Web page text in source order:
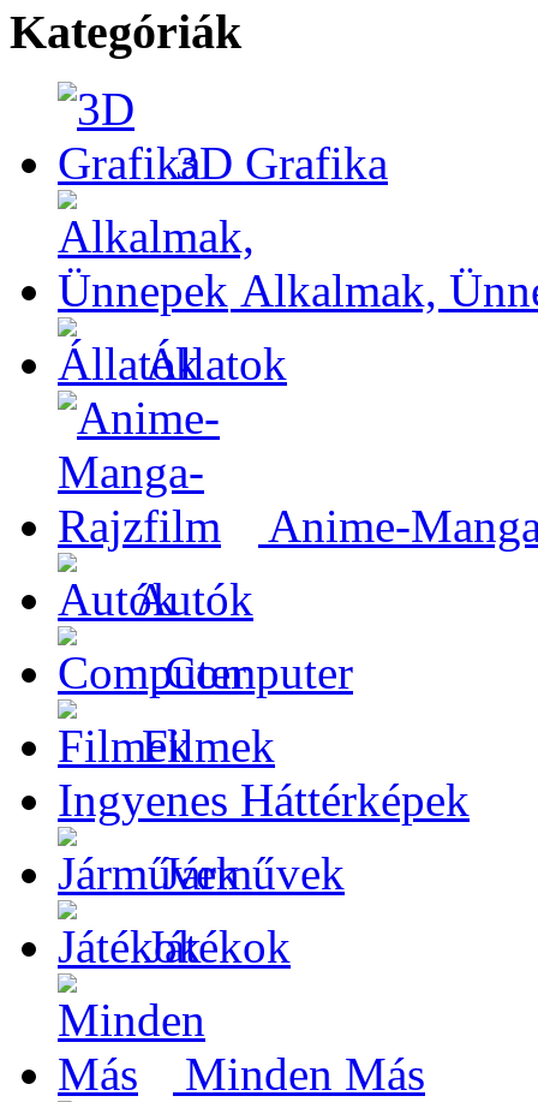
Kategóriák
3D Grafika
Alkalmak,
Állatok
Anime-
Autók
Computer
Filmek
Ingyenes Háttérképek
Járművek
Játékok
Minden Más